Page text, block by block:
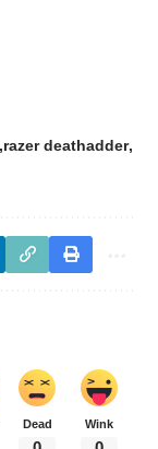
razer deathadder
Dead Wink